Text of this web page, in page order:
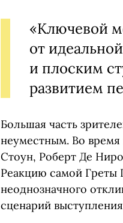
«Ключевой
от
и плоским
развитием
Большая часть
неуместным. Во
Стоун, Роберт Де
Реакцию самой Греты
неоднозначного
сценарий